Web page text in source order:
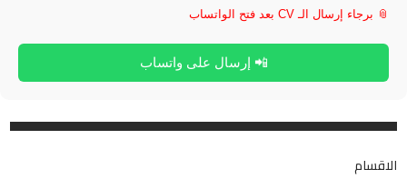
📎 برجاء إرسال الـ CV بعد فتح الواتساب
📲 إرسال على واتساب
الاقسام